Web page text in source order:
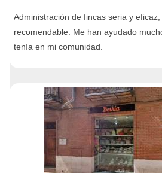
Administración de fincas seria y
recomendable. Me han ayudado
tenía en mi comunidad.